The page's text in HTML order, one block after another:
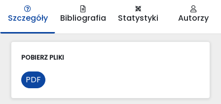
Szczegóły Bibliografia Statystyki Autorzy
POBIERZ PLIKI
PDF